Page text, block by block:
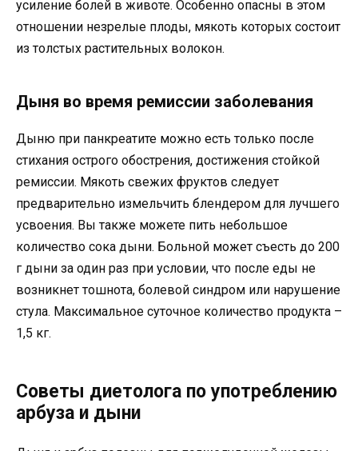
усиление болей в животе. Особенно опасны в этом
отношении незрелые плоды, мякоть которых состоит
из толстых растительных волокон.
Дыня во время ремиссии заболевания
Дыню при панкреатите можно есть только после
стихания острого обострения, достижения стойкой
ремиссии. Мякоть свежих фруктов следует
предварительно измельчить блендером для лучшего
усвоения. Вы также можете пить небольшое
количество сока дыни. Больной может съесть до 200
г дыни за один раз при условии, что после еды не
возникнет тошнота, болевой синдром или нарушение
стула. Максимальное суточное количество продукта –
1,5 кг.
Советы диетолога по употреблению
арбуза и дыни